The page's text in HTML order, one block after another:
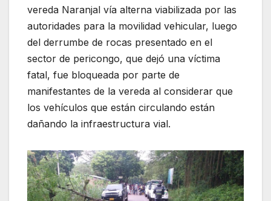
vereda Naranjal vía alterna viabilizada por las
autoridades para la movilidad vehicular, luego
del derrumbe de rocas presentado en el
sector de pericongo, que dejó una víctima
fatal, fue bloqueada por parte de
manifestantes de la vereda al considerar que
los vehículos que están circulando están
dañando la infraestructura vial.